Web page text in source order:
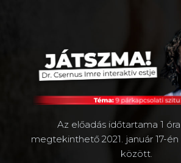
Az előadás időtartama 1 óra
megtekinthető 2021. január 17-én
között.